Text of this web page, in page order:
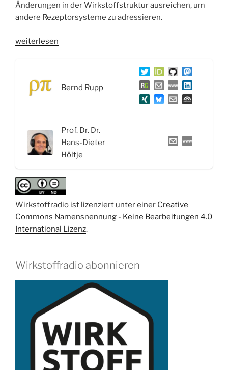
Änderungen in der Wirkstoffstruktur ausreichen, um
andere Rezeptorsysteme zu adressieren.
„WSR059
epileptischer
Anfälle“
weiterlesen
Bernd Rupp
Prof. Dr. Dr.
Hans-Dieter
Höltje
Wirkstoffradio ist lizenziert unter einer Creative
Commons Namensnennung - Keine Bearbeitungen 4.0
International Lizenz.
Wirkstoffradio abonnieren